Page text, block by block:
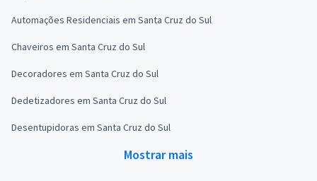
Automações Residenciais em Santa Cruz do Sul
Chaveiros em Santa Cruz do Sul
Decoradores em Santa Cruz do Sul
Dedetizadores em Santa Cruz do Sul
Desentupidoras em Santa Cruz do Sul
Mostrar mais